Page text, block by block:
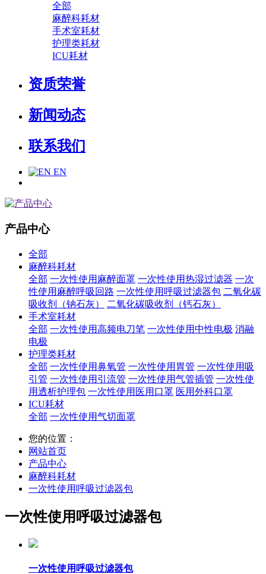
全部
麻醉科耗材
手术室耗材
护理类耗材
ICU耗材
资质荣誉
新闻动态
联系我们
EN
产品中心
全部
麻醉科耗材
全部 一次性使用麻醉面罩 一次性使用热湿过滤器 一次
性使用麻醉呼吸回路 一次性使用呼吸过滤器包 二氧化碳
吸收剂（钠石灰）
二氧化碳吸收剂（钙石灰）
手术室耗材
全部 一次性使用高频电刀笔 一次性使用中性电极 消融
电极
护理类耗材
全部 一次性使用鼻氧管 一次性使用胃管 一次性使用吸
引管 一次性使用引流管 一次性使用气管插管 一次性使
用透析护理包 一次性使用医用口罩 医用外科口罩
ICU耗材
全部 一次性使用气切面罩
您的位置：
网站首页
产品中心
麻醉科耗材
一次性使用呼吸过滤器包
一次性使用呼吸过滤器包
一次性使用呼吸过滤器包